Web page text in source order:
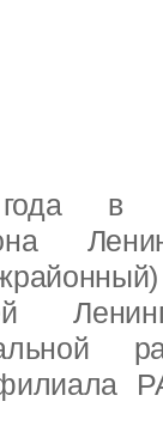
в
филиала